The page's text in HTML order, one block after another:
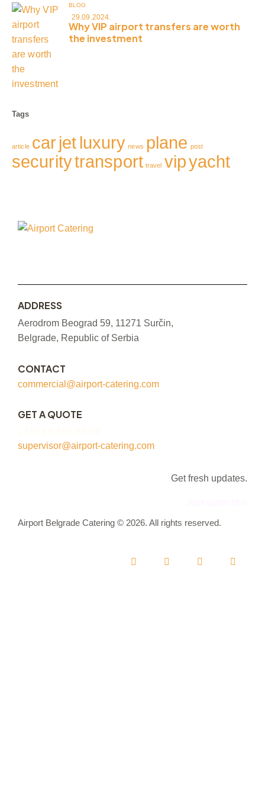
BLOG
29.09.2024.
Why VIP airport transfers are worth
the investment
Tags
article carjet luxury news plane post
securitytransport travel vipyacht
ADDRESS
Aerodrom Beograd 59, 11271 Surčin,
Belgrade, Republic of Serbia
CONTACT
commercial@airport-catering.com
GET A QUOTE
supervisor@airport-catering.com
Get fresh updates.
Airport Belgrade Catering © 2026. All rights reserved.